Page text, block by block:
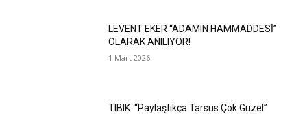
LEVENT EKER “ADAMIN HAMMADDESİ”
OLARAK ANILIYOR!
1 Mart 2026
TIBIK: “Paylaştıkça Tarsus Çok Güzel”